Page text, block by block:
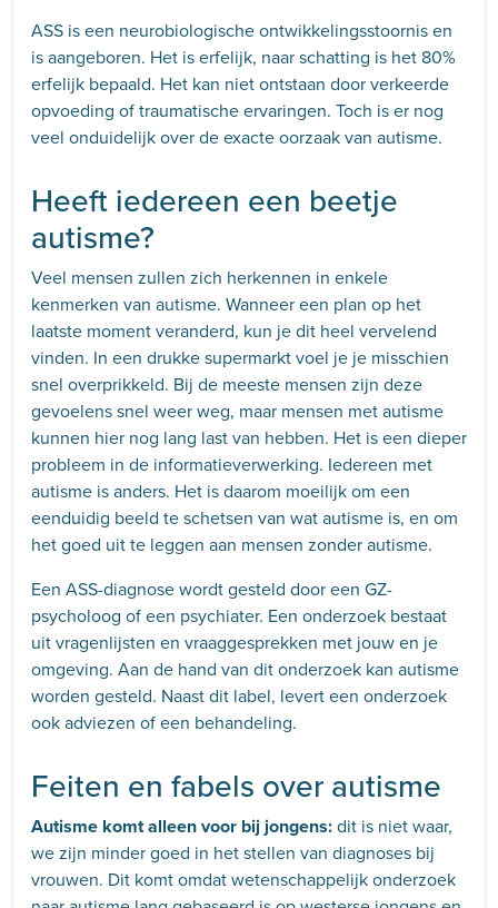
ASS is een neurobiologische ontwikkelingsstoornis en
is aangeboren. Het is erfelijk, naar schatting is het 80%
erfelijk bepaald. Het kan niet ontstaan door verkeerde
opvoeding of traumatische ervaringen. Toch is er nog
veel onduidelijk over de exacte oorzaak van autisme.
Heeft iedereen een beetje
autisme?
Veel mensen zullen zich herkennen in enkele
kenmerken van autisme. Wanneer een plan op het
laatste moment veranderd, kun je dit heel vervelend
vinden. In een drukke supermarkt voel je je misschien
snel overprikkeld. Bij de meeste mensen zijn deze
gevoelens snel weer weg, maar mensen met autisme
kunnen hier nog lang last van hebben. Het is een dieper
probleem in de informatieverwerking. Iedereen met
autisme is anders. Het is daarom moeilijk om een
eenduidig beeld te schetsen van wat autisme is, en om
het goed uit te leggen aan mensen zonder autisme.
Een ASS-diagnose wordt gesteld door een GZ-
psycholoog of een psychiater. Een onderzoek bestaat
uit vragenlijsten en vraaggesprekken met jouw en je
omgeving. Aan de hand van dit onderzoek kan autisme
worden gesteld. Naast dit label, levert een onderzoek
ook adviezen of een behandeling.
Feiten en fabels over autisme
Autisme komt alleen voor bij jongens:dit is niet waar,
we zijn minder goed in het stellen van diagnoses bij
vrouwen. Dit komt omdat wetenschappelijk onderzoek